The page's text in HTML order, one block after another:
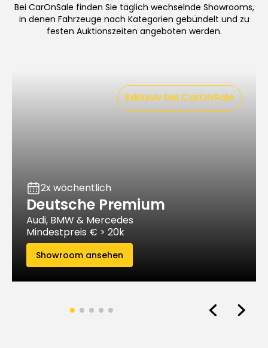
Bei CarOnSale finden Sie täglich wechselnde Showrooms,
in denen Fahrzeuge nach Kategorien gebündelt und zu
festen Auktionszeiten angeboten werden.
Exklusiv bei CarOnSale
2x wöchentlich
Deutsche Premium
Audi, BMW & Mercedes
Mindestpreis € > 20k
Showroom ansehen